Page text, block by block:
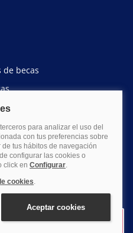
de becas
de estudios
niveles de estudios
cualquier beca de estudios